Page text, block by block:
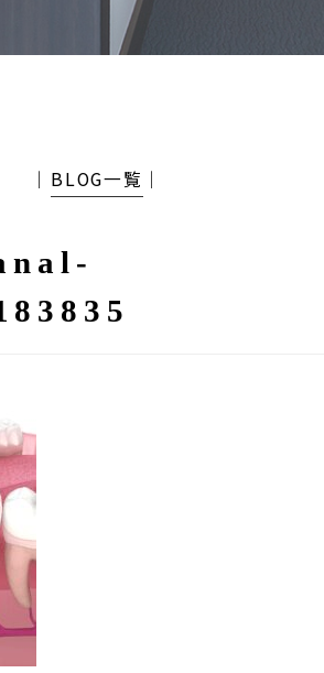
│ BLOG一覧 │